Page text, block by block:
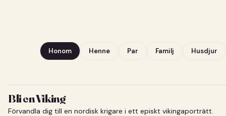
Honom Henne Par Familj Husdjur
Bli en Viking
Förvandla dig till en nordisk krigare i ett episkt vikingaporträtt.